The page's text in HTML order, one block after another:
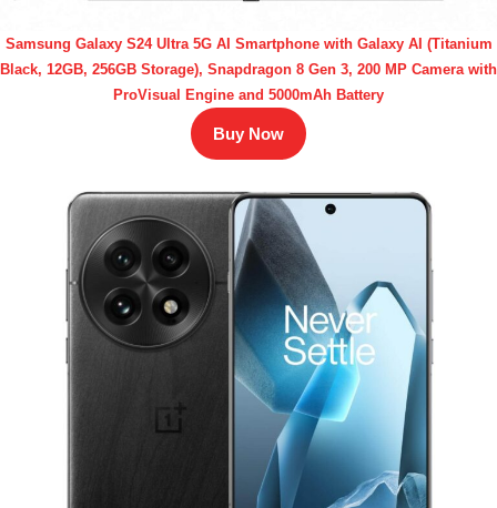
Samsung Galaxy S24 Ultra 5G AI Smartphone with Galaxy AI (Titanium
Black, 12GB, 256GB Storage), Snapdragon 8 Gen 3, 200 MP Camera with
ProVisual Engine and 5000mAh Battery
Buy Now